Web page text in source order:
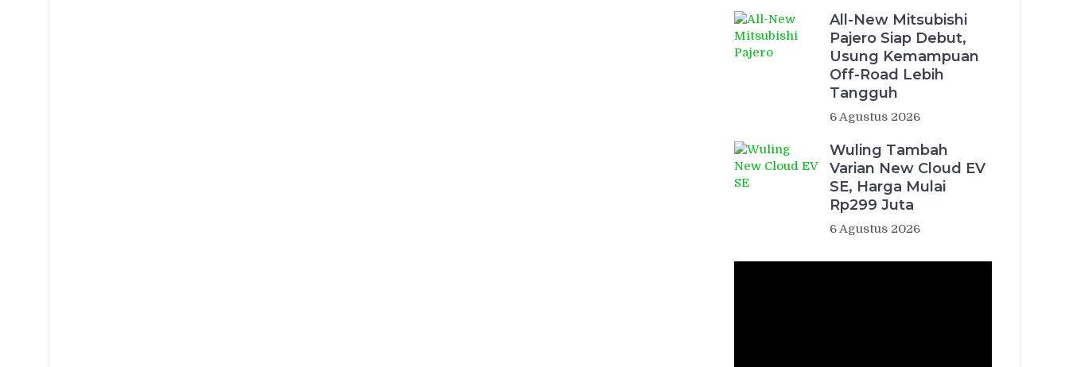
All-New Mitsubishi
Pajero Siap Debut,
Usung Kemampuan
Off-Road Lebih
Tangguh
6 Agustus 2026
Wuling Tambah
Varian New Cloud EV
SE, Harga Mulai
Rp299 Juta
6 Agustus 2026